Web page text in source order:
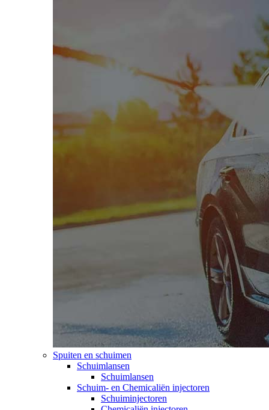
Spuiten en schuimen
Schuimlansen
Schuimlansen
Schuim- en Chemicaliën injectoren
Schuiminjectoren